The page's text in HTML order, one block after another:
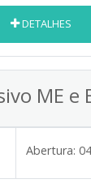
DETALHES
ME e
Abertura: